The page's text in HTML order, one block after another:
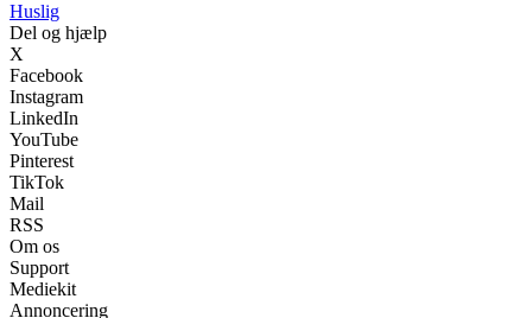
Huslig
Del og hjælp
X
Facebook
Instagram
LinkedIn
YouTube
Pinterest
TikTok
Mail
RSS
Om os
Support
Mediekit
Annoncering